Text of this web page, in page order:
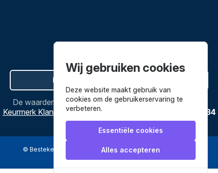
Hier de overeenkomst ontbinden
De waardering vanBestekenpannen.nlbijWebwinkel
Keurmerk Klantbeoordelingen
3634
reviews.
© Bestekenpannen.nl 2026 een webshop van
Wij gebruiken cookies
Deze website maakt gebruik van
cookies om de gebruikerservaring te
verbeteren.
Essentiële cookies
Alles accepteren